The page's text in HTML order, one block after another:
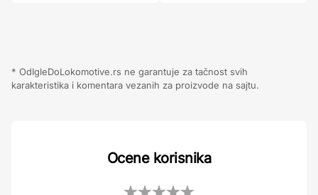
* OdIgleDoLokomotive.rs ne garantuje za tačnost svih
karakteristika i komentara vezanih za proizvode na sajtu.
Ocene korisnika